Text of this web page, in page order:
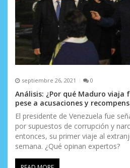
a
d
a
s septiembre 26, 2021 0
Análisis: ¿Por qué Maduro viaja
pese a acusaciones y
El presidente de Venezuela fue
por supuestos de corrupción y
entonces, su primer viaje al
semana. ¿Qué opinan expertos?